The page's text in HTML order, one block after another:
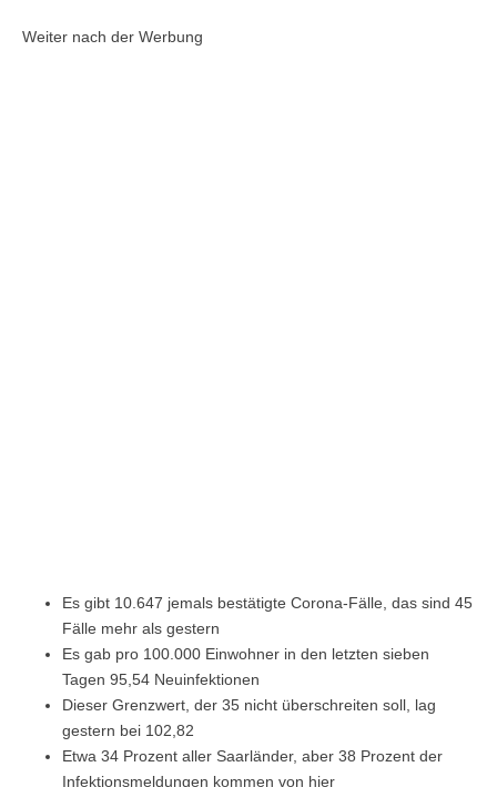
Weiter nach der Werbung
Es gibt 10.647 jemals bestätigte Corona-Fälle, das sind 45
Fälle mehr als gestern
Es gab pro 100.000 Einwohner in den letzten sieben
Tagen 95,54 Neuinfektionen
Dieser Grenzwert, der 35 nicht überschreiten soll, lag
gestern bei 102,82
Etwa 34 Prozent aller Saarländer, aber 38 Prozent der
Infektionsmeldungen kommen von hier